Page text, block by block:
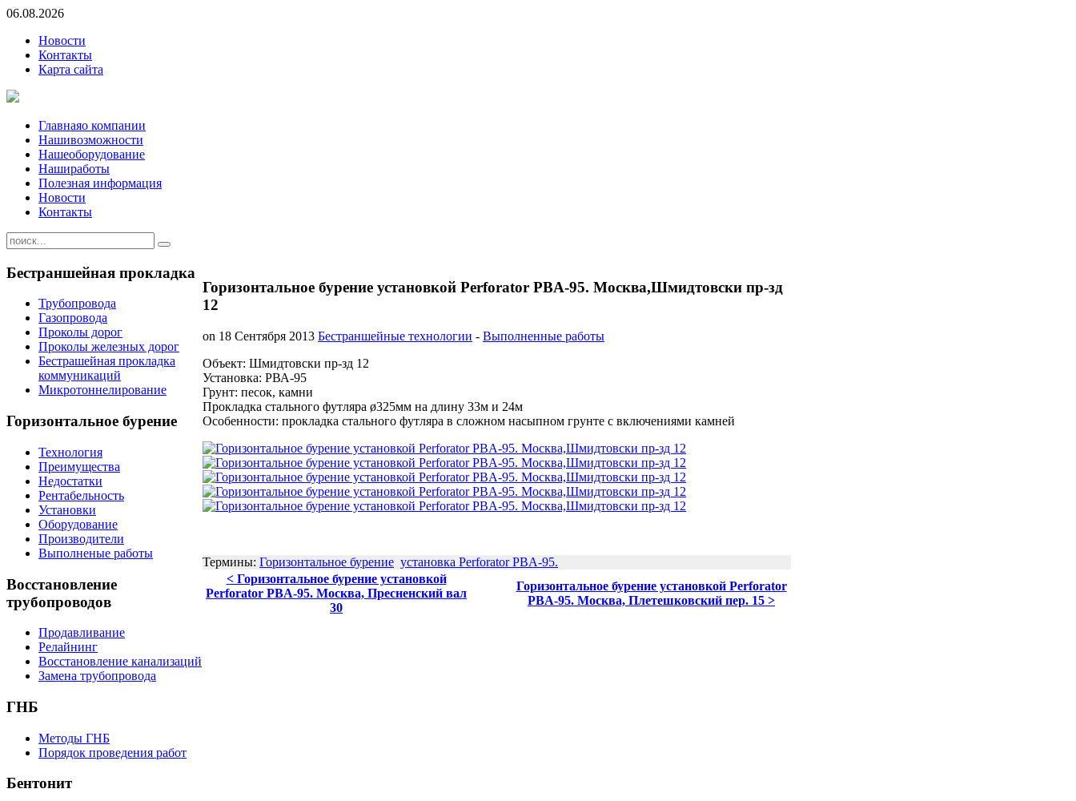
06.08.2026
Новости
Контакты
Карта сайта
Главнаяо компании
Нашивозможности
Нашеоборудование
Нашиработы
Полезная информация
Новости
Контакты
Горизонтальное бурение установкой Perforator PBA-95. Москва,Шмидтовски пр-зд
12
on 18 Сентября 2013 Бестраншейные технологии - Выполненные работы
Объект: Шмидтовски пр-зд 12
Установка: РВА-95
Грунт: песок, камни
Прокладка стального футляра ø325мм на длину 33м и 24м
Особенности: прокладка стального футляра в сложном насыпном грунте с включениями камней
Термины: Горизонтальное бурение установка Perforator PBA-95.
< Горизонтальное бурение установкой
Perforator PBA-95. Москва, Пресненский вал
30
Горизонтальное бурение установкой Perforator
PBA-95. Москва, Плетешковский пер. 15 >
Бестраншейная прокладка
Трубопровода
Газопровода
Проколы дорог
Проколы железных дорог
Бестрашейная прокладка
коммуникаций
Микротоннелирование
Горизонтальное бурение
Технология
Преимущества
Недостатки
Рентабельность
Установки
Оборудование
Производители
Выполненые работы
Восстановление
трубопроводов
Продавливание
Релайнинг
Восстановление канализаций
Замена трубопровода
ГНБ
Методы ГНБ
Порядок проведения работ
Бентонит